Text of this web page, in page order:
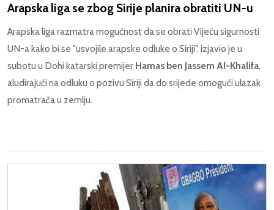
Arapska liga se zbog Sirije planira obratiti UN-u
Arapska liga razmatra mogućnost da se obrati Vijeću sigurnosti
UN-a kako bi se "usvojile arapske odluke o Siriji", izjavio je u
subotu u Dohi katarski premijer Hamas ben Jassem Al-Khalifa,
aludirajući na odluku o pozivu Siriji da do srijede omogući ulazak
promatrača u zemlju.